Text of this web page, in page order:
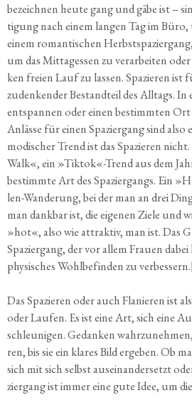
bezeich­nen heu­te gang und gäbe ist –
ti­gung nach einem lan­gen Tag im
einem roman­ti­schen
um das Mit­tag­essen zu ver­ar­bei­ten
ken frei­en Lauf zu las­sen. Spa­zie­ren
zu­den­ken­der Bestand­teil des All­tags. In
ent­span­nen oder einen bestimm­ten Ort
Anläs­se für einen Spa­zier­gang sind
mo­di­scher Trend ist das Spa­zie­ren
Walk«, ein »Tiktok«-Trend aus dem
bestimm­te Art des Spa­zier­gangs. Ein
len-Wan­de­rung, bei der man an drei
man dank­bar ist, die eige­nen Zie­le und
»hot«, also wie attrak­tiv, man ist. Das
Spa­zier­gang, der vor allem Frau­en
phy­si­sches Wohl­be­fin­den zu ver­bes­sern.
Das Spa­zie­ren oder auch Fla­nie­ren ist
oder Lau­fen. Es ist eine Art, sich eine
schleu­ni­gen. Gedan­ken
ren, bis sie ein kla­res Bild erge­ben. Ob
sich mit sich selbst aus­ein­an­der­setzt
zier­gang ist immer eine gute Idee, um